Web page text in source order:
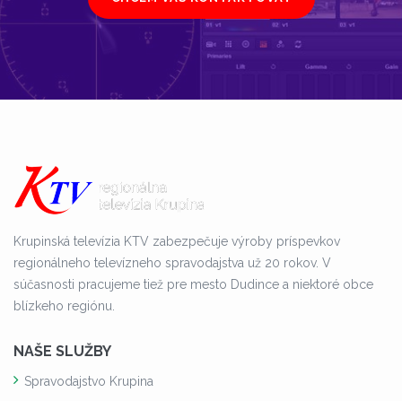
Krupinská televízia KTV zabezpečuje výroby príspevkov
regionálneho televízneho spravodajstva už 20 rokov. V
súčasnosti pracujeme tiež pre mesto Dudince a niektoré obce
blízkeho regiónu.
NAŠE SLUŽBY
Spravodajstvo Krupina